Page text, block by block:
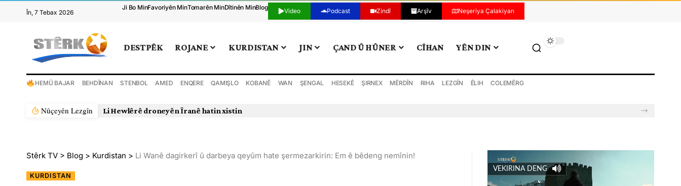
În, 7 Tebax 2026
Ji Bo MinFavoriyên MinTomarên MinDîtinên MinBlog Video Podcast Zindî Arşîv Neşeriya Çalakiyan
DESTPÊK ROJANE KURDISTAN JIN ÇAND Û HÛNER CÎHAN YÊN DIN
HEMÛ BAJAR BEHDÎNAN STENBOL AMED ENQERE QAMIŞLO KOBANÊ WAN ŞENGAL HESEKÊ ŞIRNEX MÊRDÎN RIHA LEZGÎN ÊLIH COLEMÊRG
Nûçeyên Lezgîn Li Hewlêrê droneyên Îranê hatin xistin
Stêrk TV > Blog > Kurdistan > Li Wanê dagirkerî û darbeya qeyûm hate şermezarkirin: Em ê bêdeng nemînin!
KURDISTAN
VEKIRINA DENG